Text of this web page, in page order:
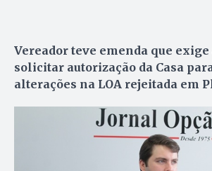
Vereador teve emenda que exige
solicitar autorização da Casa
alterações na LOA rejeitada em